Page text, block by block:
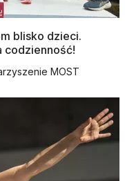
blisko dzieci.
codzienność!
MOST